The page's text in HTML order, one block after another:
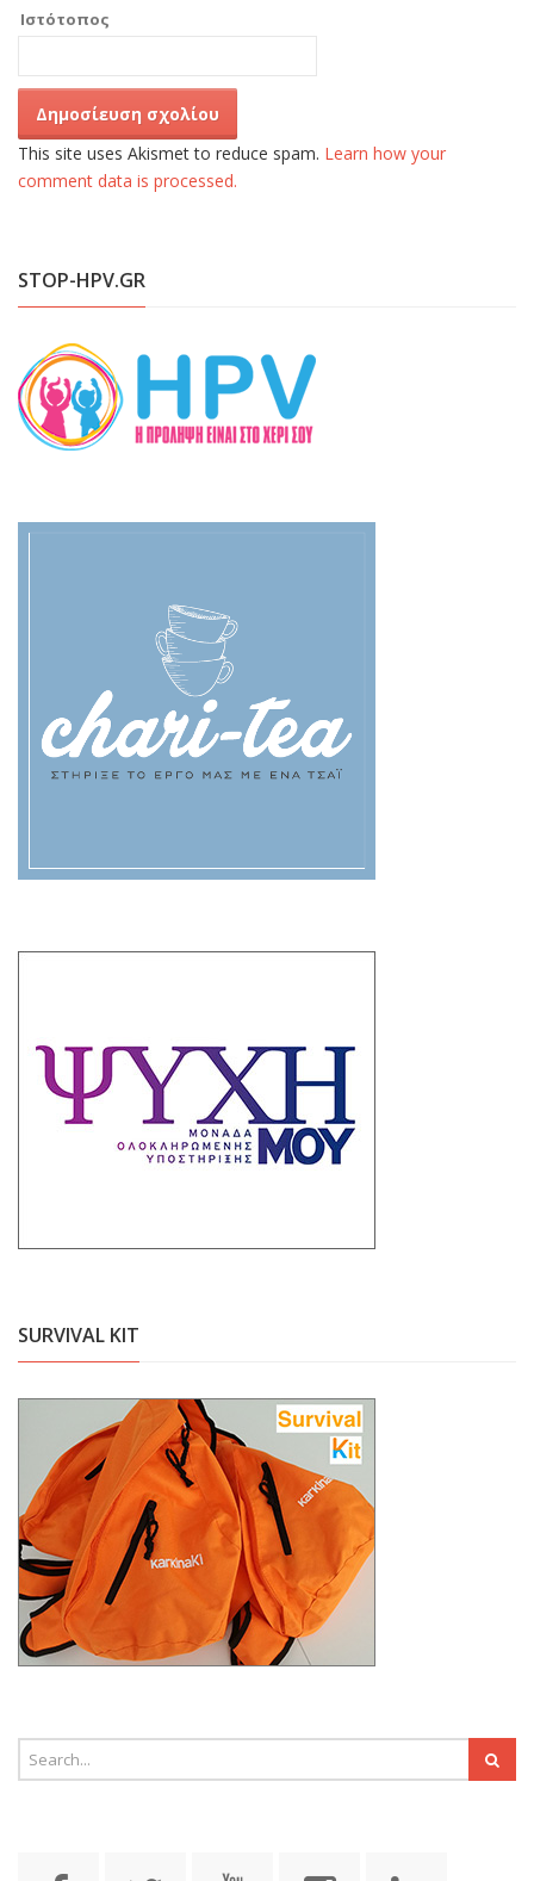
Ιστότοπος
This site uses Akismet to reduce spam. Learn how your
comment data is processed.
STOP-HPV.GR
SURVIVAL KIT